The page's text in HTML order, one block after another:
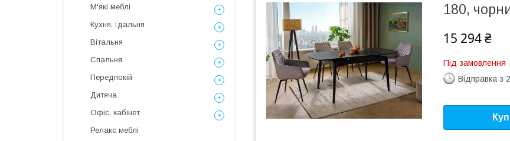
180,
15 294 ₴
Під замовлення
Відправка з
М'які меблі
Кухня, їдальня
Вітальня
Спальня
Передпокій
Дитяча
Офіс, кабінет
Релакс меблі